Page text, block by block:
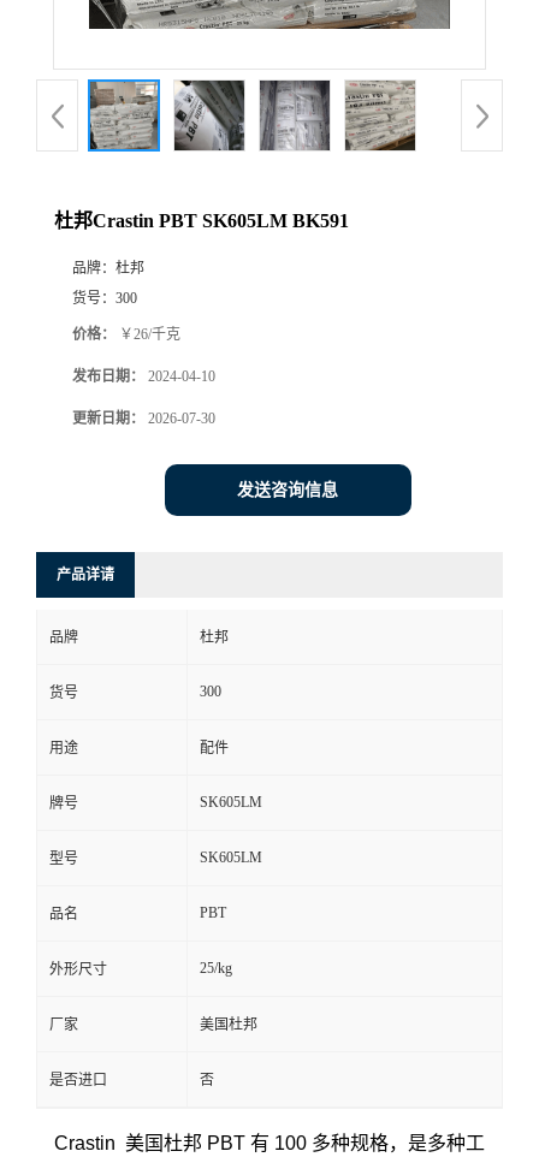
杜邦Crastin PBT SK605LM BK591
品牌： 杜邦
货号： 300
价格： ￥26/千克
发布日期： 2024-04-10
更新日期： 2026-07-30
发送咨询信息
产品详请
品牌 杜邦
货号 300
用途 配件
牌号 SK605LM
型号 SK605LM
品名 PBT
外形尺寸 25/kg
厂家 美国杜邦
是否进口 否
Crastin 美国杜邦 PBT 有 100 多种规格，是多种工